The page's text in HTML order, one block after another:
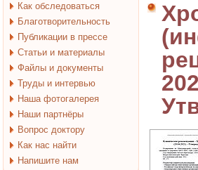
Как обследоваться
Благотворительность
Публикации в прессе
Статьи и материалы
Файлы и документы
Труды и интервью
Наша фотогалерея
Наши партнёры
Вопрос доктору
Как нас найти
Напишите нам